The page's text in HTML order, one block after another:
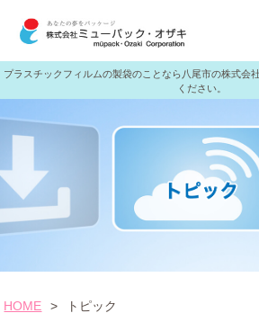
プラスチックフィルムの製袋のことなら八尾市の株式会
ください。
HOME > トピック